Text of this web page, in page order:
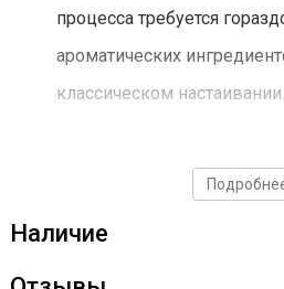
процесса требуется
ароматических
классическом настаивании.
Комплектация
Наличие